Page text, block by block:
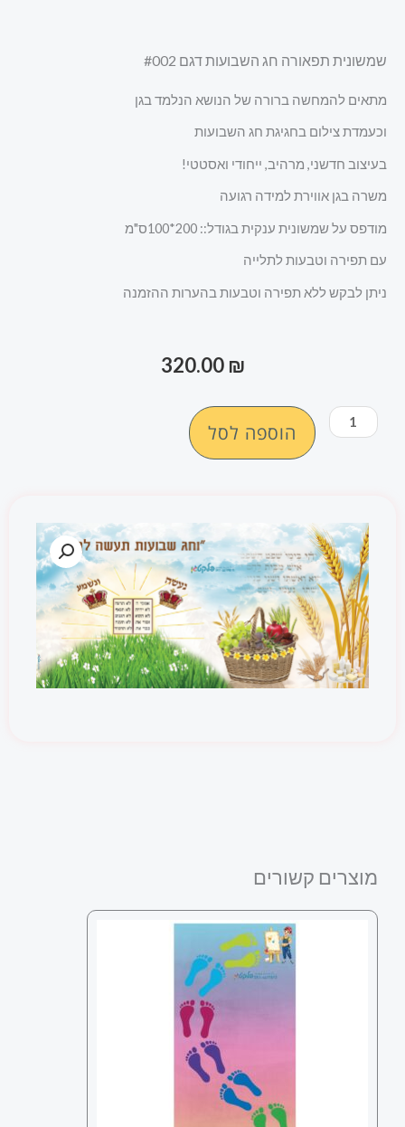
שמשונית תפאורה חג השבועות דגם #002
מתאים להמחשה ברורה של הנושא הנלמד בגן
וכעמדת צילום בחגיגת חג השבועות
בעיצוב חדשני, מרהיב, ייחודי ואסטטי!
משרה בגן אווירת למידה רגועה
מודפס על שמשונית ענקית בגודל:: 200*100ס"מ
עם תפירה וטבעות לתלייה
ניתן לבקש ללא תפירה וטבעות בהערות ההזמנה
320.00 ₪
כמות
של
השבועות
דגם
#002
הוספה לסל
מוצרים קשורים